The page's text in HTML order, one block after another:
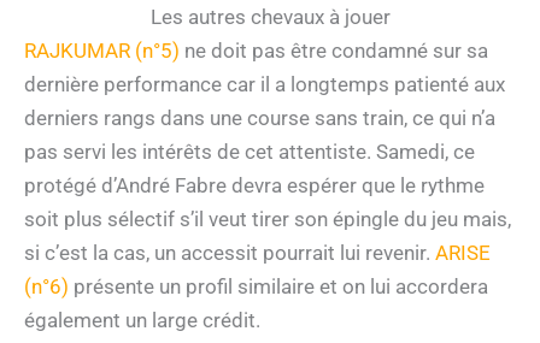
Les autres chevaux à jouer
RAJKUMAR (n°5) ne doit pas être condamné sur sa
dernière performance car il a longtemps patienté aux
derniers rangs dans une course sans train, ce qui n’a
pas servi les intérêts de cet attentiste. Samedi, ce
protégé d’André Fabre devra espérer que le rythme
soit plus sélectif s’il veut tirer son épingle du jeu mais,
si c’est la cas, un accessit pourrait lui revenir. ARISE
(n°6) présente un profil similaire et on lui accordera
également un large crédit.